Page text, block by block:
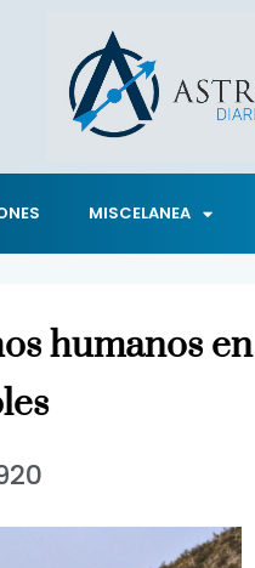
MISCELANEA
humanos en